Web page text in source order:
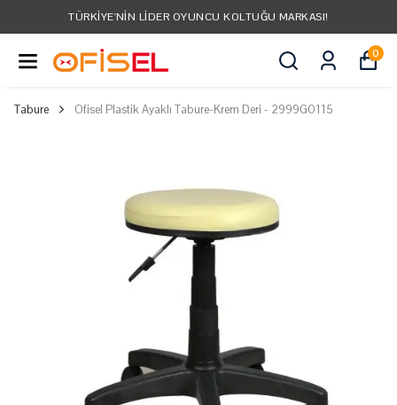
TÜRKIYE'NIN LIDER OYUNCU KOLTUĞU MARKASI!
0
Tabure Ofisel Plastik Ayaklı Tabure-Krem Deri - 2999G0115